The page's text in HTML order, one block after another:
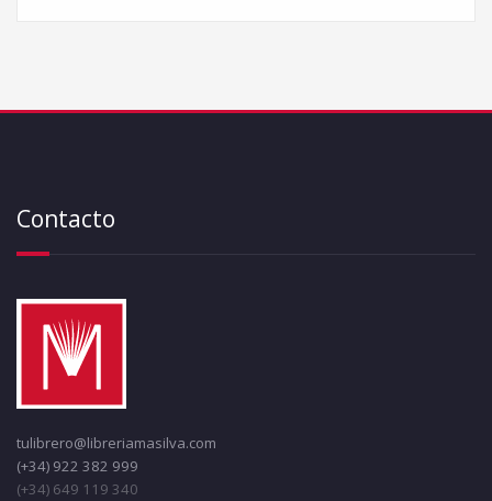
Contacto
tulibrero@libreriamasilva.com
(+34) 922 382 999
(+34) 649 119 340